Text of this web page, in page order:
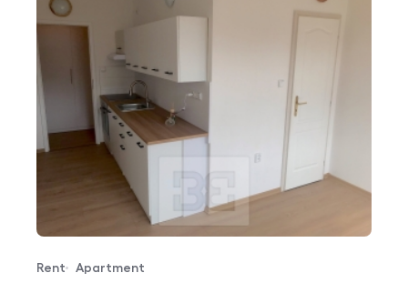
Offer type
Rent
Property type
Apartment